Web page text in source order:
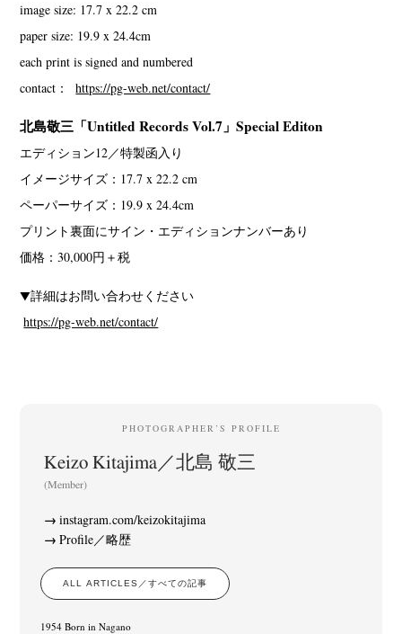
image size: 17.7 x 22.2 cm
paper size: 19.9 x 24.4cm
each print is signed and numbered
contact：
https://pg-web.net/contact/
北島敬三「Untitled Records Vol.7」Special Editon
エディション12／特製函入り
イメージサイズ：17.7 x 22.2 cm
ペーパーサイズ：19.9 x 24.4cm
プリント裏面にサイン・エディションナンバーあり
価格：30,000円＋税
▼詳細はお問い合わせください
https://pg-web.net/contact/
PHOTOGRAPHER’S PROFILE
Keizo Kitajima／北島 敬三
(Member)
instagram.com/keizokitajima
Profile／略歴
ALL ARTICLES／すべての記事
1954 Born in Nagano